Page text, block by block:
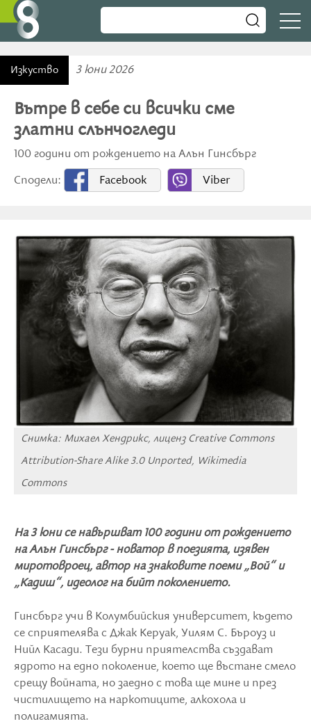
Изкуство 3 юни 2026
Вътре в себе си всички сме
златни слънчогледи
100 години от рождението на Алън Гинсбърг
Сподели:
Facebook Viber
Снимка: Михаел Хендрикс, лиценз Creative Commons
Attribution-Share Alike 3.0 Unported, Wikimedia
Commons
На 3 юни се навършват 100 години от рождението
на Алън Гинсбърг - новатор в поезията, изявен
миротовроец, автор на знаковите поеми „Вой“ и
„Кадиш“, идеолог на бийт поколението.
Гинсбърг учи в Колумбийския университет, където
се сприятелява с Джак Керуак, Уилям С. Бъроуз и
Нийл Касади. Тези бурни приятелства създават
ядрото на едно поколение, което ще въстане смело
срещу войната, но заедно с това ще мине и през
чистилището на наркотиците, алкохола и
полигамията.